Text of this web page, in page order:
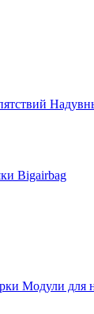
Bigairbag
Модули для